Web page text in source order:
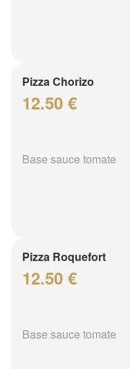
Pizza Chorizo
12.50 €
Base sauce tomate
Pizza Roquefort
12.50 €
Base sauce tomate